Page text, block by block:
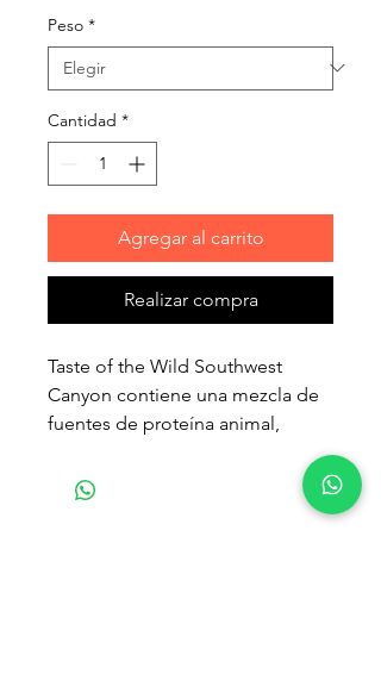
Peso *
Cantidad *
Agregar al carrito
Realizar compra
Taste of the Wild Southwest
Canyon contiene una mezcla de
fuentes de proteína animal,
sensación de sabor que a tu
mascota le encantará. Además,